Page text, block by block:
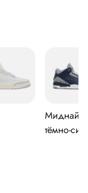
Миднайт-
тёмно-